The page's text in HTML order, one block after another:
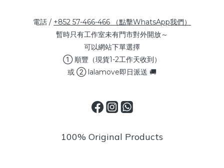
電話 / +852 57-466-466 （點擊WhatsApp我們）
暫時只有工作室未有門市對外開放～
可以網站下單選擇
① 順豐（現貨1-2工作天收到）
或 ② lalamove即日派送 🚚
100% Original Products